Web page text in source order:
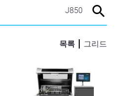
목록 그리드